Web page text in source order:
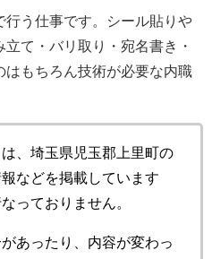
行う仕事です。シール貼りや
て・バリ取り・宛名書き・
もちろん技術が必要な内職
、埼玉県児玉郡上里町の
などを掲載しています
っておりません。
あったり、内容が変わっ